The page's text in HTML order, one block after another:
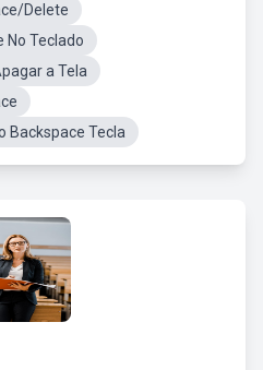
Delete
No Teclado
a Tela
Backspace Tecla